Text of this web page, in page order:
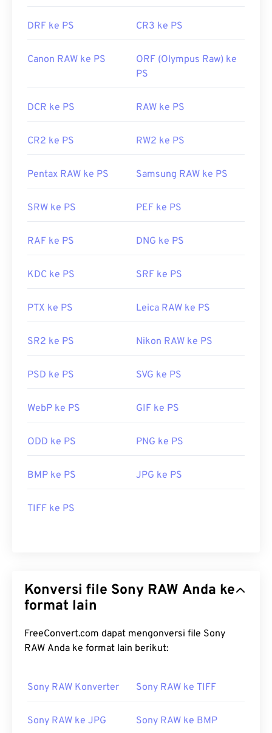
DRF ke PS CR3 ke PS
Canon RAW ke PS
ORF (Olympus Raw) ke
PS
DCR ke PS RAW ke PS
CR2 ke PS RW2 ke PS
Pentax RAW ke PS Samsung RAW ke PS
SRW ke PS PEF ke PS
RAF ke PS DNG ke PS
KDC ke PS SRF ke PS
PTX ke PS Leica RAW ke PS
SR2 ke PS Nikon RAW ke PS
PSD ke PS SVG ke PS
WebP ke PS GIF ke PS
ODD ke PS PNG ke PS
BMP ke PS JPG ke PS
TIFF ke PS
Konversi file Sony RAW Anda ke
format lain
FreeConvert.com dapat mengonversi file Sony
RAW Anda ke format lain berikut:
Sony RAW Konverter Sony RAW ke TIFF
Sony RAW ke JPG Sony RAW ke BMP